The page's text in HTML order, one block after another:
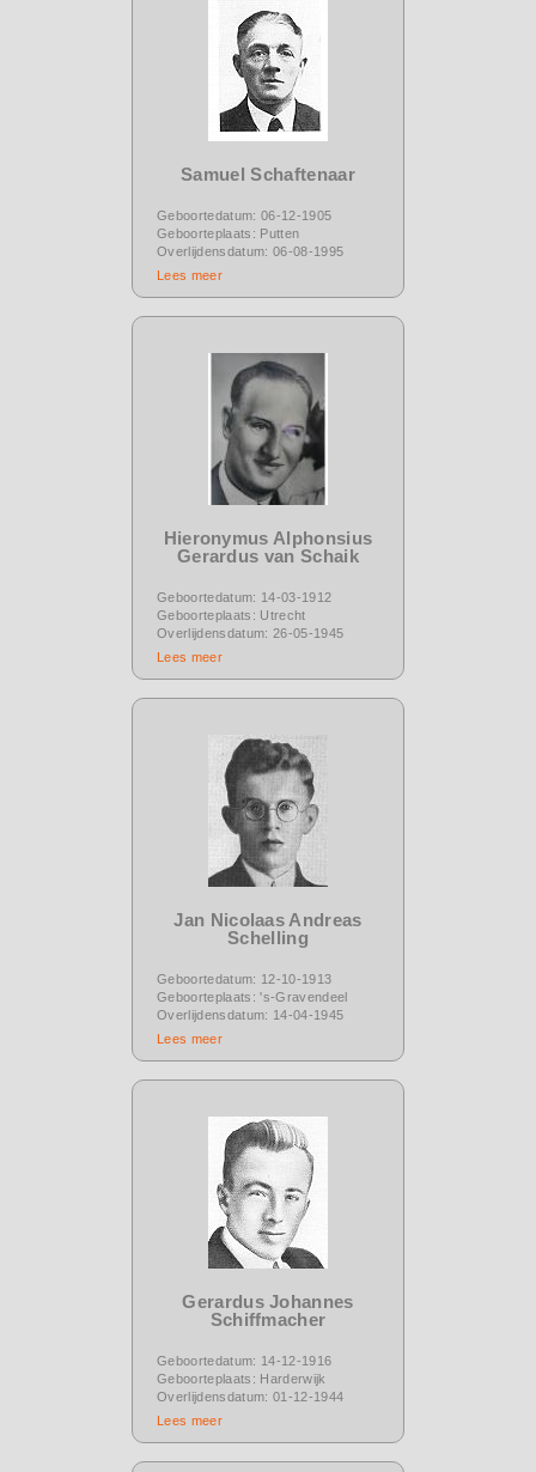
Samuel Schaftenaar
Geboortedatum: 06-12-1905
Geboorteplaats: Putten
Overlijdensdatum: 06-08-1995
Lees meer
Hieronymus Alphonsius
Gerardus van Schaik
Geboortedatum: 14-03-1912
Geboorteplaats: Utrecht
Overlijdensdatum: 26-05-1945
Lees meer
Jan Nicolaas Andreas
Schelling
Geboortedatum: 12-10-1913
Geboorteplaats: 's-Gravendeel
Overlijdensdatum: 14-04-1945
Lees meer
Gerardus Johannes
Schiffmacher
Geboortedatum: 14-12-1916
Geboorteplaats: Harderwijk
Overlijdensdatum: 01-12-1944
Lees meer